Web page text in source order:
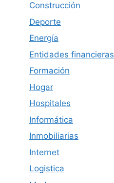
Construcción
Deporte
Energía
Entidades financieras
Formación
Hogar
Hospitales
Informática
Inmobiliarias
Internet
Logistica